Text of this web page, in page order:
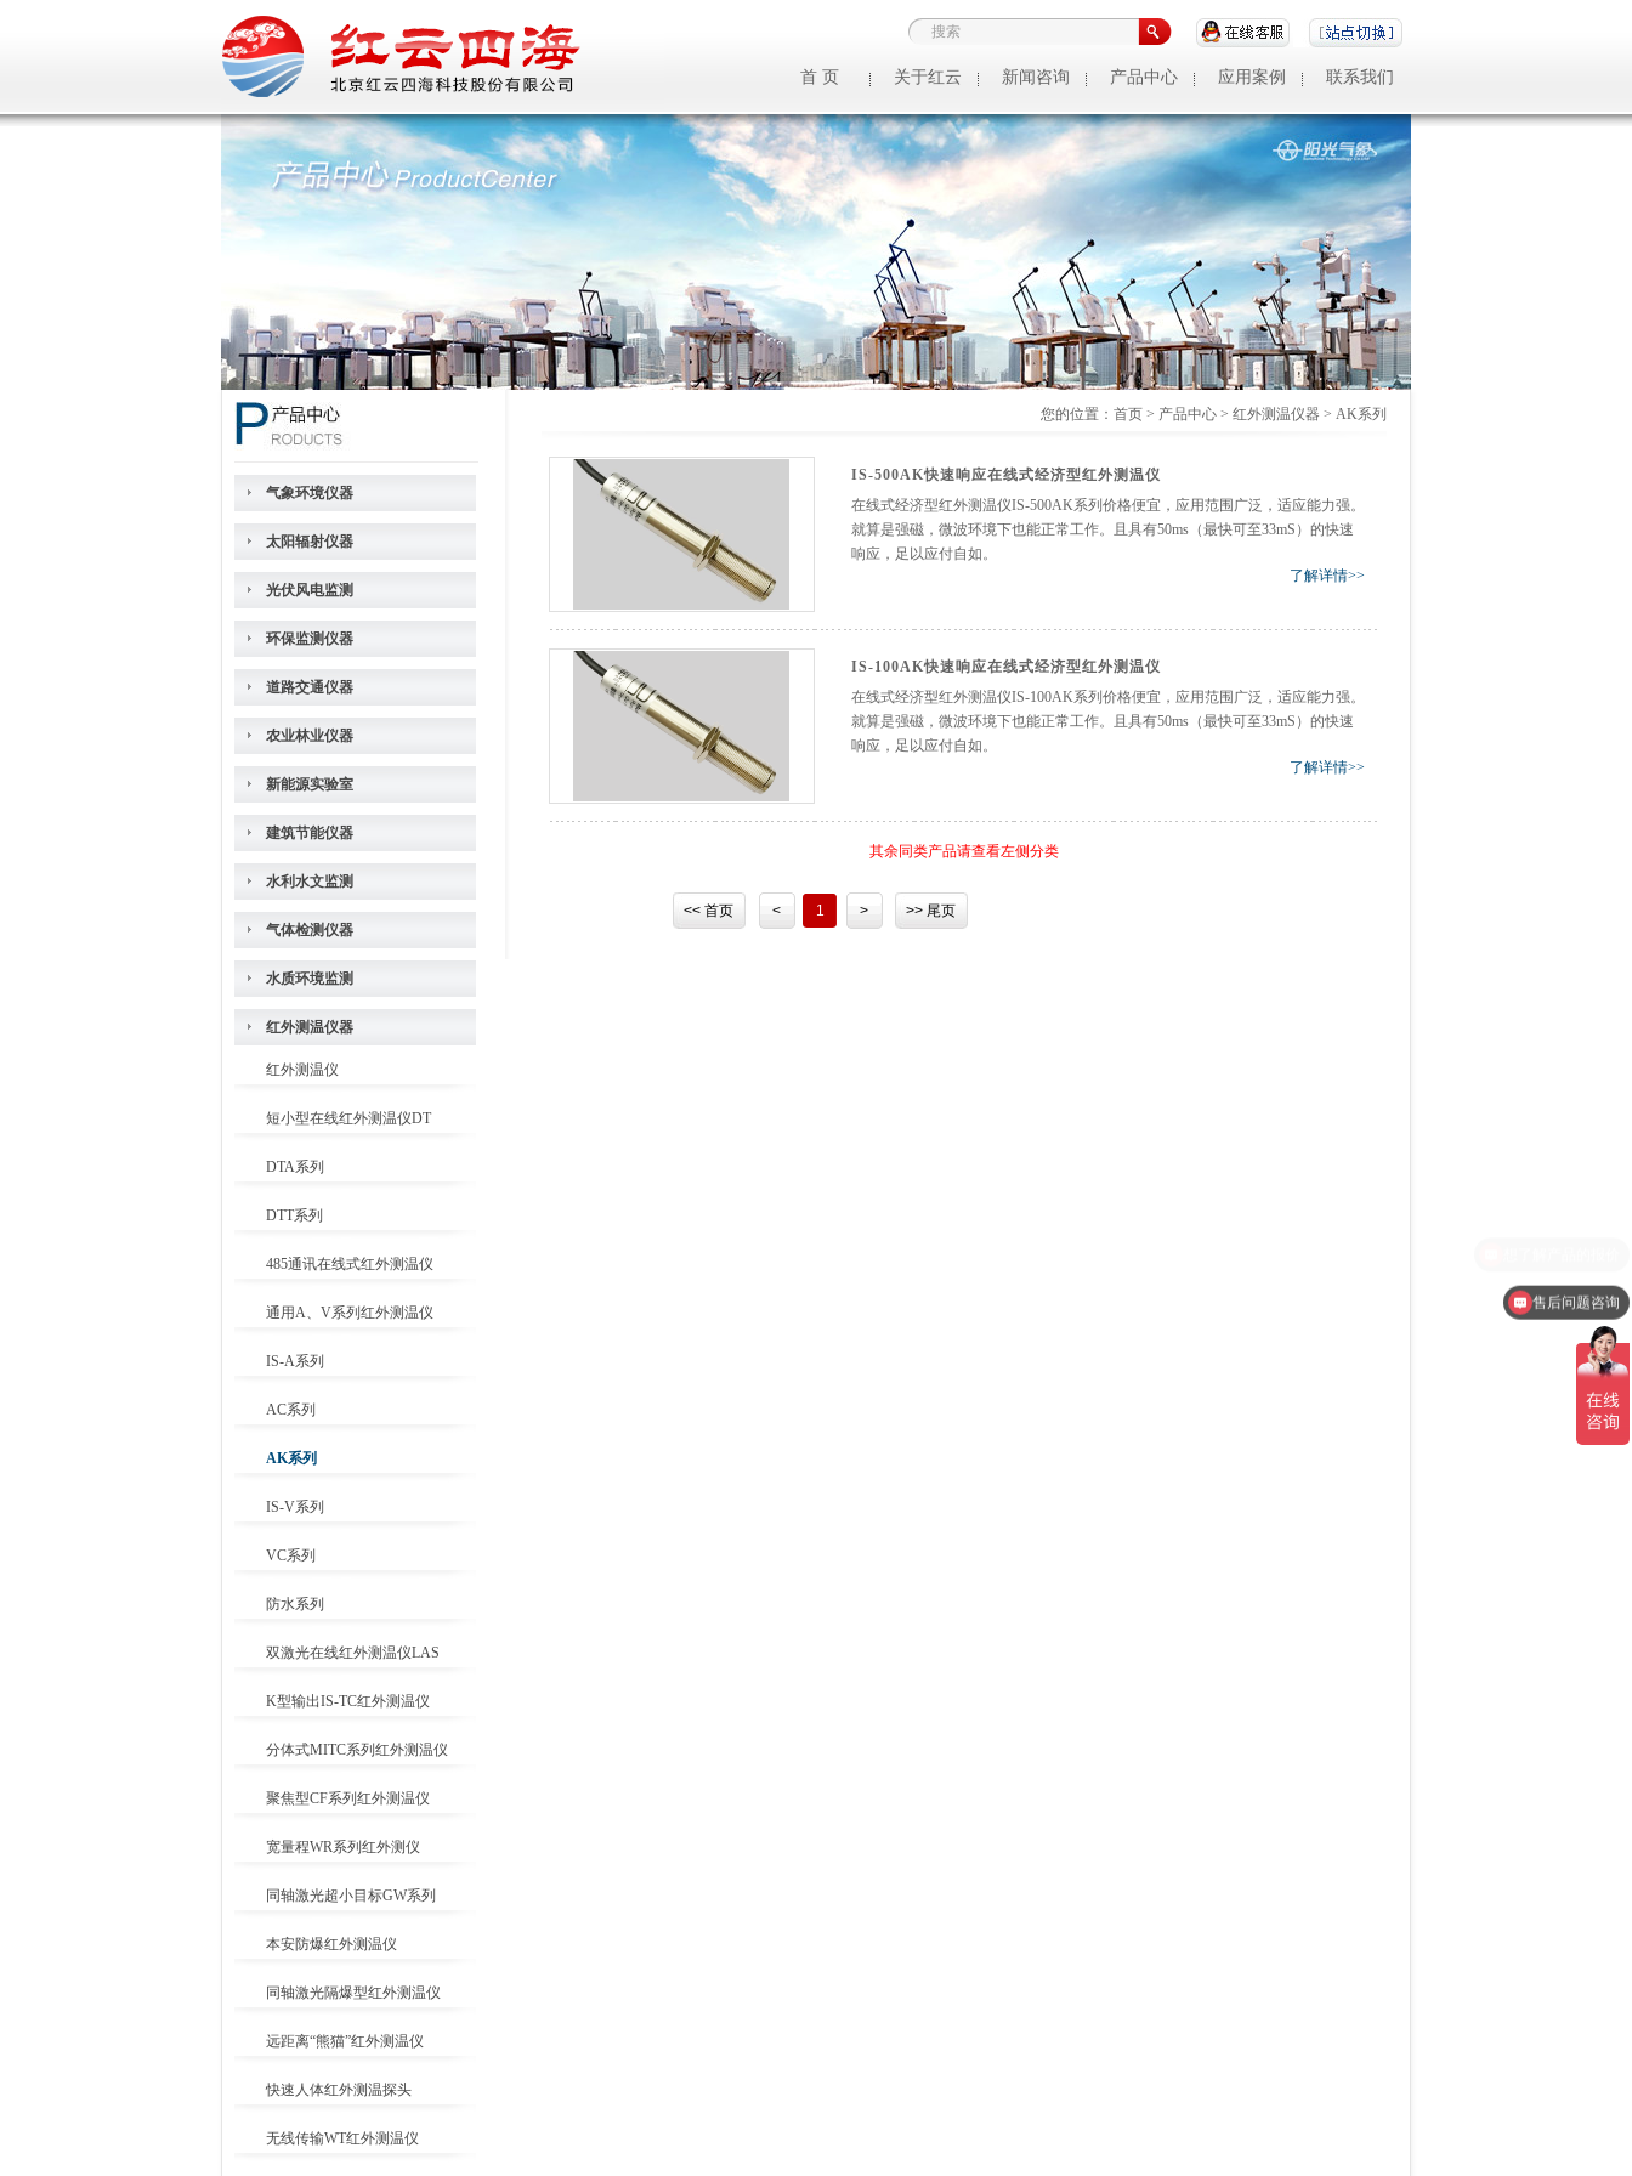
首 页 关于红云 新闻咨询 产品中心 应用案例 联系我们
气象环境仪器
太阳辐射仪器
光伏风电监测
环保监测仪器
道路交通仪器
农业林业仪器
新能源实验室
建筑节能仪器
水利水文监测
气体检测仪器
水质环境监测
红外测温仪器
红外测温仪
短小型在线红外测温仪DT
DTA系列
DTT系列
485通讯在线式红外测温仪
通用A、V系列红外测温仪
IS-A系列
AC系列
AK系列
IS-V系列
VC系列
防水系列
双激光在线红外测温仪LAS
K型输出IS-TC红外测温仪
分体式MITC系列红外测温仪
聚焦型CF系列红外测温仪
宽量程WR系列红外测仪
同轴激光超小目标GW系列
本安防爆红外测温仪
同轴激光隔爆型红外测温仪
远距离“熊猫”红外测温仪
快速人体红外测温探头
无线传输WT红外测温仪
您的位置： 首页> 产品中心> 红外测温仪器 > AK系列
IS-500AK快速响应在线式经济型红外测温仪
在线式经济型红外测温仪IS-500AK系列价格便宜，应用范围广泛，适应能力强。
就算是强磁，微波环境下也能正常工作。且具有50ms（最快可至33mS）的快速
响应，足以应付自如。
了解详情>>
IS-100AK快速响应在线式经济型红外测温仪
在线式经济型红外测温仪IS-100AK系列价格便宜，应用范围广泛，适应能力强。
就算是强磁，微波环境下也能正常工作。且具有50ms（最快可至33mS）的快速
响应，足以应付自如。
了解详情>>
其余同类产品请查看左侧分类
<< 首页 < 1 > >> 尾页
售后问题咨询